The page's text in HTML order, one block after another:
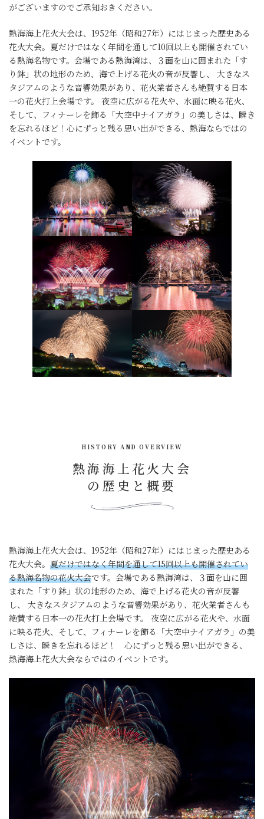
がございますのでご承知おきください。
熱海海上花火大会は、1952年（昭和27年）にはじまった歴史ある
花火大会。夏だけではなく年間を通して10回以上も開催されてい
る熱海名物です。会場である熱海湾は、３面を山に囲まれた「す
り鉢」状の地形のため、海で上げる花火の音が反響し、 大きなス
タジアムのような音響効果があり、花火業者さんも絶賛する日本
一の花火打上会場です。 夜空に広がる花火や、水面に映る花火、
そして、フィナーレを飾る「大空中ナイアガラ」の美しさは、瞬き
を忘れるほど！心にずっと残る思い出ができる、熱海ならではの
イベントです。
熱海海上花火大会
の歴史と概要
HISTORY AND OVERVIEW
熱海海上花火大会は、1952年（昭和27年）にはじまった歴史ある
花火大会。 夏だけではなく年間を通して15回以上も開催されてい
る熱海名物の花火大会です。会場である熱海湾は、３面を山に囲
まれた「すり鉢」状の地形のため、海で上げる花火の音が反響
し、 大きなスタジアムのような音響効果があり、花火業者さんも
絶賛する日本一の花火打上会場です。 夜空に広がる花火や、水面
に映る花火、そして、フィナーレを飾る「大空中ナイアガラ」の美
しさは、瞬きを忘れるほど！ 心にずっと残る思い出ができる、
熱海海上花火大会ならではのイベントです。